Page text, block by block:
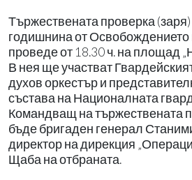
Тържествената проверка (заря)
годишнина от
проведе от 18.30 ч. на площад
В нея ще участват
духов оркестър и
състава на Националната
Командващ на тържествената
бъде бригаден генерал
директор на дирекция
Щаба на отбраната.